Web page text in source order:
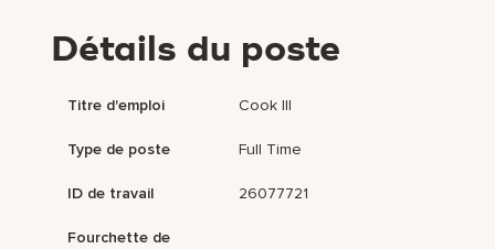
Détails du poste
Titre d'emploi Cook III
Type de poste Full Time
ID de travail 26077721
Fourchette de